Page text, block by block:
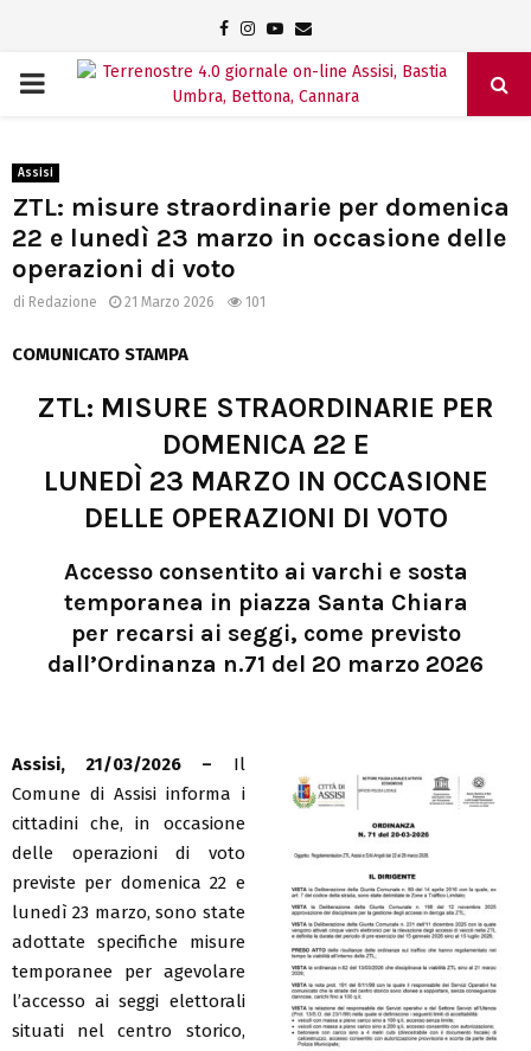
Facebook
Instagram
Youtube
Email
PRIMARY
Assisi
ZTL: misure straordinarie per domenica
22 e lunedì 23 marzo in occasione delle
operazioni di voto
di Redazione 21 Marzo 2026 101
COMUNICATO STAMPA
ZTL: MISURE STRAORDINARIE PER
DOMENICA 22 E
LUNEDÌ 23 MARZO IN OCCASIONE
DELLE OPERAZIONI DI VOTO
Accesso consentito ai varchi e sosta
temporanea in piazza Santa Chiara
per recarsi ai seggi, come previsto
dall’Ordinanza n.71 del 20 marzo 2026
Assisi, 21/03/2026 – Il
Comune di Assisi informa i
cittadini che, in occasione
delle operazioni di voto
previste per domenica 22 e
lunedì 23 marzo, sono state
adottate specifiche misure
temporanee per agevolare
l’accesso ai seggi elettorali
situati nel centro storico,